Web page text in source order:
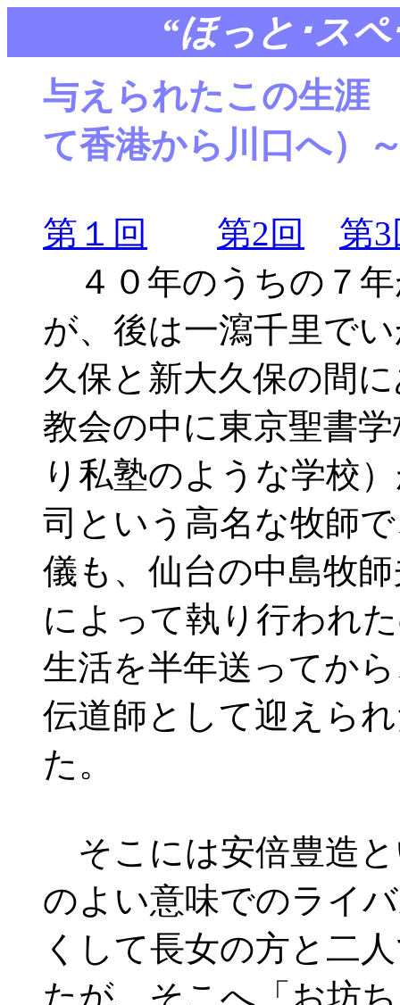
“ほっと･ス
与えられたこの生涯
て香港から川口へ）
第１回 第2回
第
４０年のうちの７
が、後は一瀉千里で
久保と新大久保の間
教会の中に東京聖書
り私塾のような学校
司という高名な牧師
儀も、仙台の中島牧
によって執り行われ
生活を半年送ってか
伝道師として迎えら
た。
そこには安倍豊造
のよい意味でのライ
くして長女の方と二
たが、そこへ「お坊